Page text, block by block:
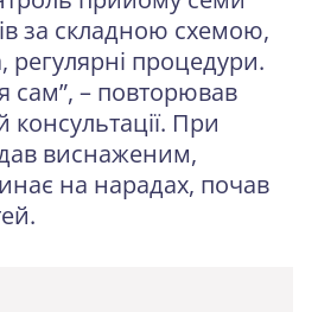
за складною схемою,
регулярні процедури.
сам”, – повторював
консультації. При
виснаженим,
на нарадах, почав